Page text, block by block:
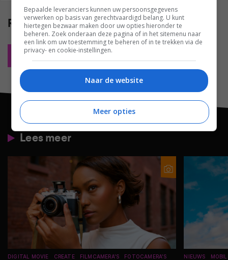
Reacties(0)
Plaats reactie
Lees meer
DIGITAL MOVIE CREATE FILMCAMERA'S
FOTOCAMERA'S
NIEUWS
Bepaalde leveranciers kunnen uw persoonsgegevens
verwerken op basis van gerechtvaardigd belang. U kunt
hiertegen bezwaar maken door uw opties hieronder te
beheren. Zoek onderaan deze pagina of in het sitemenu naar
een link om uw toestemming te beheren of in te trekken via de
privacy- en cookie-instellingen.
Naar de website
Meer opties